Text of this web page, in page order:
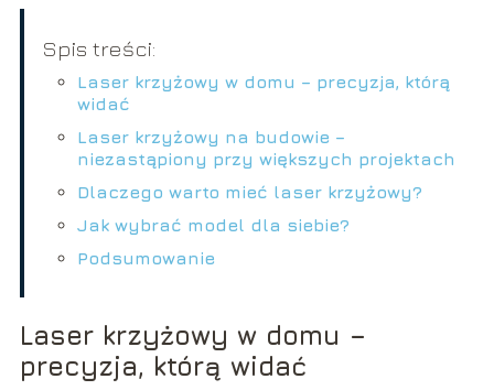
Spis treści:
Laser krzyżowy w domu – precyzja, którą
widać
Laser krzyżowy na budowie –
niezastąpiony przy większych projektach
Dlaczego warto mieć laser krzyżowy?
Jak wybrać model dla siebie?
Podsumowanie
Laser krzyżowy w domu –
precyzja, którą widać